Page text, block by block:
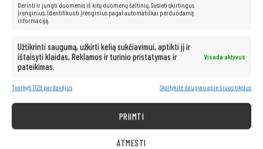
Derinti ir jungti duomenis iš kitų duomenų šaltinių, Susieti skirtingus
įrenginius, Identifikuoti įrenginius pagal automatiškai perduodamą
informaciją.
Užtikrinti saugumą, užkirti kelią sukčiavimui, aptikti jį ir
ištaisyti klaidas, Reklamos ir turinio pristatymas ir
pateikimas.
Visada aktyvus
Tvarkyti 1129 pardavėjus Skaitykite daugiau apie šiuos tikslus
PRIIMTI
ATMESTI
Neribotos multimedijos galimybės – po
ranka!
Kompiuteris taip pat idealiai tinka visoms multimedijos programoms.
Be vargo transliuokite filmus ir muziką geriausia kokybe iš tokių
platformų kaip „Netflix“, „HBO“, „Amazon“, „YouTube“, „Spotify“ ir
„Facebook“.